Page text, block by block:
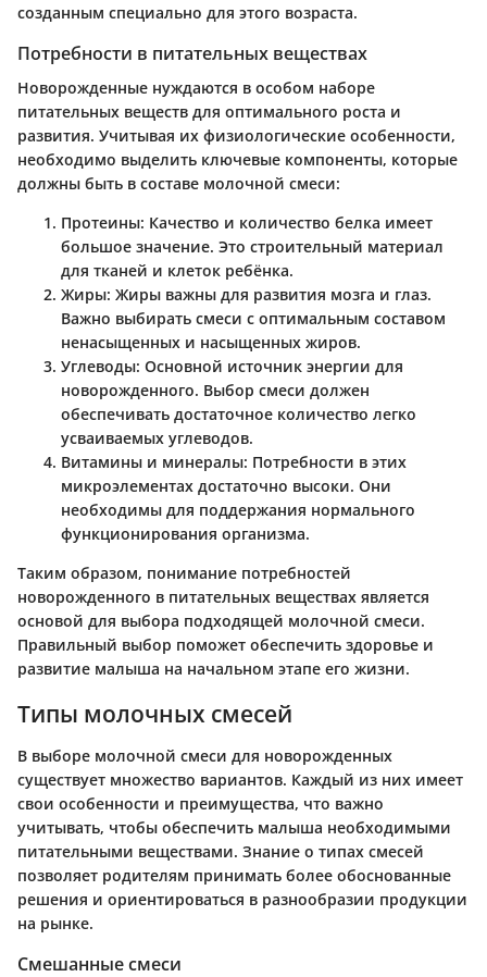
созданным специально для этого возраста.
Потребности в питательных веществах
Новорожденные нуждаются в особом наборе
питательных веществ для оптимального роста и
развития. Учитывая их физиологические особенности,
необходимо выделить ключевые компоненты, которые
должны быть в составе молочной смеси:
Протеины: Качество и количество белка имеет
большое значение. Это строительный материал
для тканей и клеток ребёнка.
Жиры: Жиры важны для развития мозга и глаз.
Важно выбирать смеси с оптимальным составом
ненасыщенных и насыщенных жиров.
Углеводы: Основной источник энергии для
новорожденного. Выбор смеси должен
обеспечивать достаточное количество легко
усваиваемых углеводов.
Витамины и минералы: Потребности в этих
микроэлементах достаточно высоки. Они
необходимы для поддержания нормального
функционирования организма.
Таким образом, понимание потребностей
новорожденного в питательных веществах является
основой для выбора подходящей молочной смеси.
Правильный выбор поможет обеспечить здоровье и
развитие малыша на начальном этапе его жизни.
Типы молочных смесей
В выборе молочной смеси для новорожденных
существует множество вариантов. Каждый из них имеет
свои особенности и преимущества, что важно
учитывать, чтобы обеспечить малыша необходимыми
питательными веществами. Знание о типах смесей
позволяет родителям принимать более обоснованные
решения и ориентироваться в разнообразии продукции
на рынке.
Смешанные смеси